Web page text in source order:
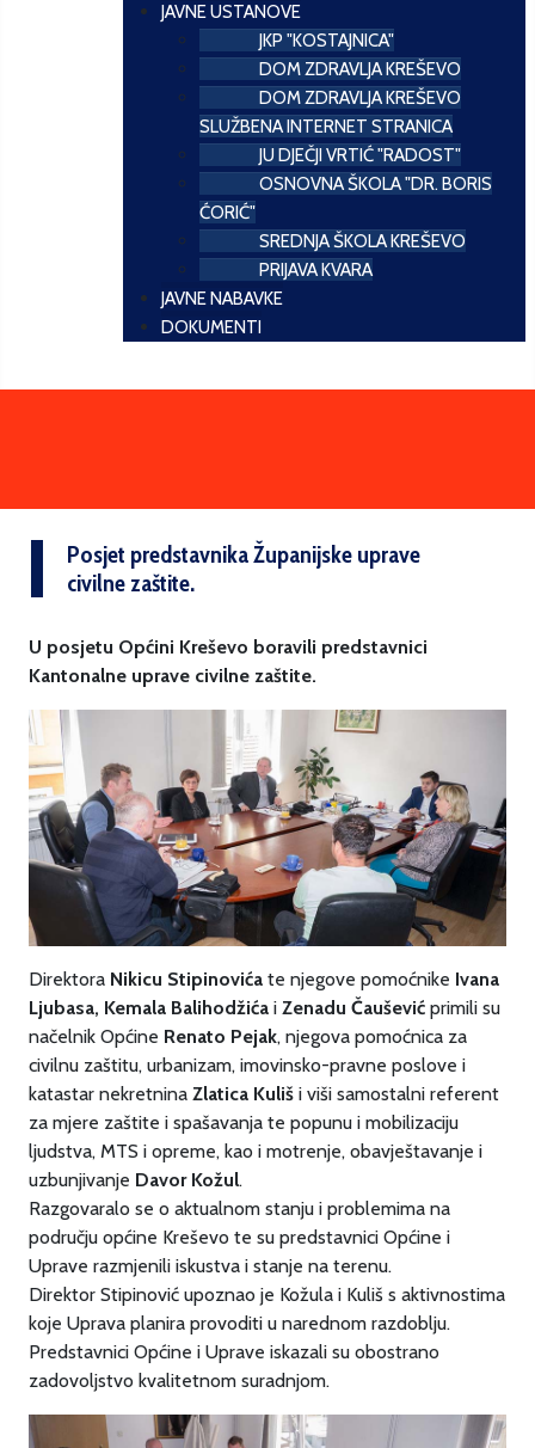
JAVNE USTANOVE
JKP "KOSTAJNICA"
DOM ZDRAVLJA KREŠEVO
DOM ZDRAVLJA KREŠEVO
SLUŽBENA INTERNET STRANICA
JU DJEČJI VRTIĆ "RADOST"
OSNOVNA ŠKOLA "DR. BORIS
ĆORIĆ"
SREDNJA ŠKOLA KREŠEVO
PRIJAVA KVARA
JAVNE NABAVKE
DOKUMENTI
Posjet predstavnika Županijske uprave
civilne zaštite.
U posjetu Općini Kreševo boravili predstavnici
Kantonalne uprave civilne zaštite.
Direktora Nikicu Stipinovića te njegove pomoćnike Ivana
Ljubasa, Kemala Balihodžića i Zenadu Čaušević primili su
načelnik Općine Renato Pejak, njegova pomoćnica za
civilnu zaštitu, urbanizam, imovinsko-pravne poslove i
katastar nekretnina Zlatica Kuliš i viši samostalni referent
za mjere zaštite i spašavanja te popunu i mobilizaciju
ljudstva, MTS i opreme, kao i motrenje, obavještavanje i
uzbunjivanje Davor Kožul.
Razgovaralo se o aktualnom stanju i problemima na
području općine Kreševo te su predstavnici Općine i
Uprave razmjenili iskustva i stanje na terenu.
Direktor Stipinović upoznao je Kožula i Kuliš s aktivnostima
koje Uprava planira provoditi u narednom razdoblju.
Predstavnici Općine i Uprave iskazali su obostrano
zadovoljstvo kvalitetnom suradnjom.